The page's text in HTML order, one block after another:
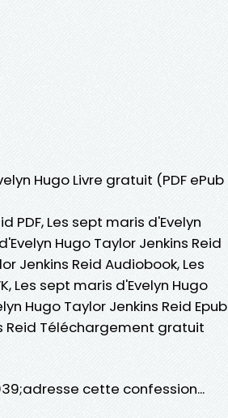
Hugo Livre gratuit (PDF ePub
PDF, Les sept maris d'Evelyn
Hugo Taylor Jenkins Reid
Jenkins Reid Audiobook, Les
Les sept maris d'Evelyn Hugo
Hugo Taylor Jenkins Reid Epub
Reid Téléchargement gratuit
cette confession...